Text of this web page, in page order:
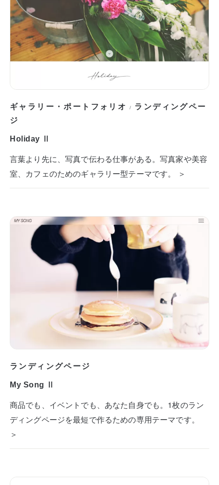
ギャラリー・ポートフォリオ / ランディングペー
ジ
Holiday Ⅱ
言葉より先に、写真で伝わる仕事がある。写真家や美容
室、カフェのためのギャラリー型テーマです。 ＞
ランディングページ
My Song Ⅱ
商品でも、イベントでも、あなた自身でも。1枚のラン
ディングページを最短で作るための専用テーマです。
＞